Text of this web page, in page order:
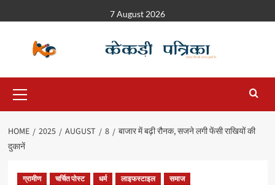
7 August 2026
HOME 2025 AUGUST 8
बाजार में बढ़ी रौनक, सजने लगी फेंसी राखियों की
दुकानें
ग्रामीण चर्चित पोस्ट धर्म लाइफस्टाइल समाज